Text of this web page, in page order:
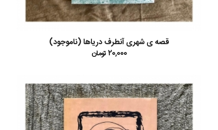
قصه ی شهری آنطرف دریاها (ناموجود)
20,000تومان